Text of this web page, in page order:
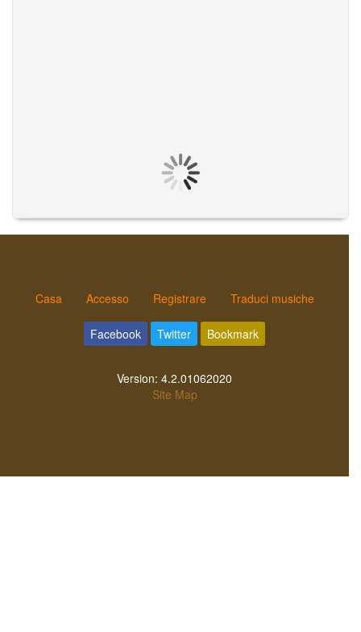
Casa Accesso Registrare Traduci musiche
Facebook Twitter Bookmark
Version: 4.2.01062020
Site Map